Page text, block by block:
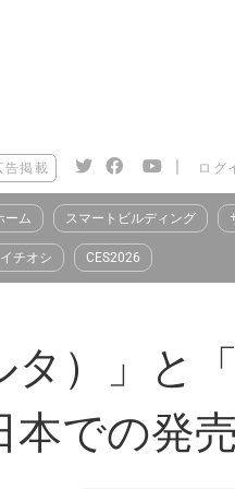
告掲載 | ログ
ーム スマートビルディング
イチオシ CES2026
）」と
での発